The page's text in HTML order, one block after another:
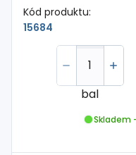
Kód produktu:
15684
bal
Skladem